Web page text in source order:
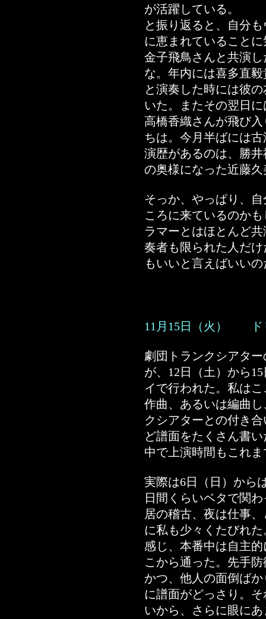
が活躍している。
と振り返ると、自分
に恵まれていること
金子飛鳥さんと共演
な。年内には喜多直
と演奏した時には彼
いた。またその翌日
高橋香織さんが飛び
ちは。今月半ばには
演歴があるのは、勝
の奥様になった近藤
そっか、やっぱり、
ころに来ているのか
ラマーとはほとんど
奏者も限られた人だ
もいいと言えばいい
11月15日（火） ド
劇団トランクシアタ
が、12日（土）から
イで行われた。私は
作曲、あるいは編曲
クシアターとの付き
ど譜面をたくさん書
中で上演時間もこれ
実際は6日（日）から
日間くらいベタで関
居の稽古、夜は仕事
に私も少々くたびれ
感じ、本番中は自主
こから通った。先手
かつ、他人の面倒ば
に譜面がどっさり。
いから、さらに眼に